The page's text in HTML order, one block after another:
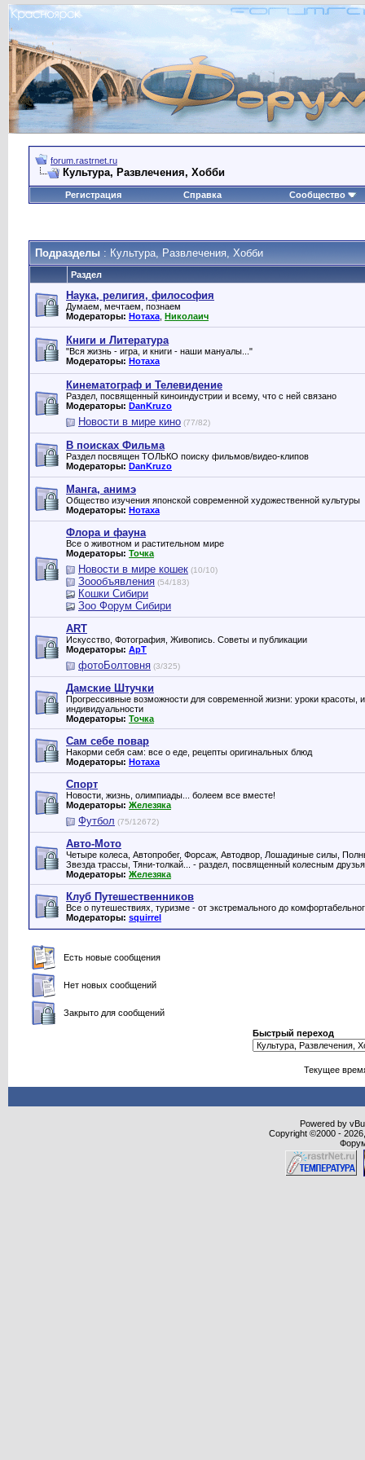
forum.rastrnet.ru
Культура, Развлечения, Хобби
Регистрация Справка Сообщество
Подразделы : Культура, Развлечения, Хобби
Раздел
Наука, религия, философия
Думаем, мечтаем, познаем
Модераторы: Нотаха Николаич
Книги и Литература
"Вся жизнь - игра, и книги - наши мануалы..."
Модераторы: Нотаха
Кинематограф и Телевидение
Раздел, посвященный киноиндустрии и всему, что с ней связано
Модераторы: DanKruzo
Новости в мире кино (77/82)
В поисках Фильма
Раздел посвящен ТОЛЬКО поиску фильмов/видео-клипов
Модераторы: DanKruzo
Манга, анимэ
Общество изучения японской современной художественной культуры
Модераторы: Нотаха
Флора и фауна
Все о животном и растительном мире
Модераторы: Точка
Новости в мире кошек (10/10)
Зоообъявления (54/183)
Кошки Сибири
Зоо Форум Сибири
ART
Искусство, Фотография, Живопись. Советы и публикации
Модераторы: ApT
фотоБолтовня (3/325)
Дамские Штучки
Прогрессивные возможности для современной жизни: уроки красоты,
индивидуальности
Модераторы: Точка
Сам себе повар
Накорми себя сам: все о еде, рецепты оригинальных блюд
Модераторы: Нотаха
Спорт
Новости, жизнь, олимпиады... болеем все вместе!
Модераторы: Железяка
Футбол (75/12672)
Авто-Мото
Четыре колеса, Автопробег, Форсаж, Автодвор, Лошадиные силы,
Звезда трассы, Тяни-толкай... - раздел, посвященный колесным
Модераторы: Железяка
Клуб Путешественников
Все о путешествиях, туризме - от экстремального до
Модераторы: squirrel
Есть новые сообщения
Нет новых сообщений
Закрыто для сообщений
Быстрый переход
Текущее
Powered by
Copyright ©2000 -